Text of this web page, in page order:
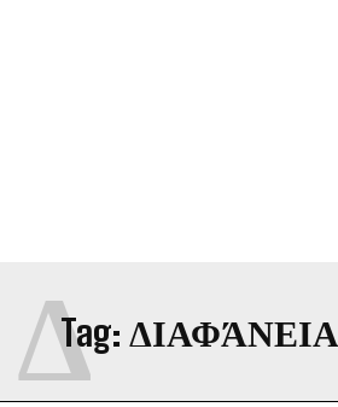
Tag: ΔΙΑΦΆΝΕΙΑ
Δ